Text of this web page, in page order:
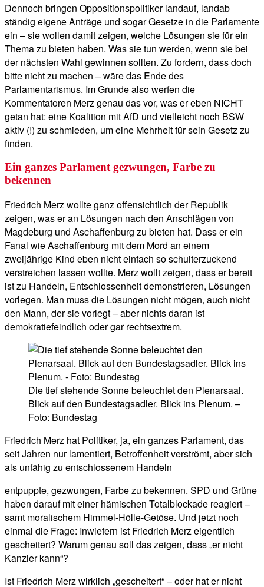
Dennoch bringen Oppositionspolitiker landauf, landab
ständig eigene Anträge und sogar Gesetze in die Parlamente
ein – sie wollen damit zeigen, welche Lösungen sie für ein
Thema zu bieten haben. Was sie tun werden, wenn sie bei
der nächsten Wahl gewinnen sollten. Zu fordern, dass doch
bitte nicht zu machen – wäre das Ende des
Parlamentarismus. Im Grunde also werfen die
Kommentatoren Merz genau das vor, was er eben NICHT
getan hat: eine Koalition mit AfD und vielleicht noch BSW
aktiv (!) zu schmieden, um eine Mehrheit für sein Gesetz zu
finden.
Ein ganzes Parlament gezwungen, Farbe zu
bekennen
Friedrich Merz wollte ganz offensichtlich der Republik
zeigen, was er an Lösungen nach den Anschlägen von
Magdeburg und Aschaffenburg zu bieten hat. Dass er ein
Fanal wie Aschaffenburg mit dem Mord an einem
zweijährige Kind eben nicht einfach so schulterzuckend
verstreichen lassen wollte. Merz wollt zeigen, dass er bereit
ist zu Handeln, Entschlossenheit demonstrieren, Lösungen
vorlegen. Man muss die Lösungen nicht mögen, auch nicht
den Mann, der sie vorlegt – aber nichts daran ist
demokratiefeindlich oder gar rechtsextrem.
Die tief stehende Sonne beleuchtet den Plenarsaal.
Blick auf den Bundestagsadler. Blick ins Plenum. –
Foto: Bundestag
Friedrich Merz hat Politiker, ja, ein ganzes Parlament, das
seit Jahren nur lamentiert, Betroffenheit verströmt, aber sich
als unfähig zu entschlossenem Handeln
entpuppte, gezwungen, Farbe zu bekennen. SPD und Grüne
haben darauf mit einer hämischen Totalblockade reagiert –
samt moralischem Himmel-Hölle-Getöse. Und jetzt noch
einmal die Frage: Inwiefern ist Friedrich Merz eigentlich
gescheitert? Warum genau soll das zeigen, dass „er nicht
Kanzler kann“?
Ist Friedrich Merz wirklich „gescheitert“ – oder hat er nicht